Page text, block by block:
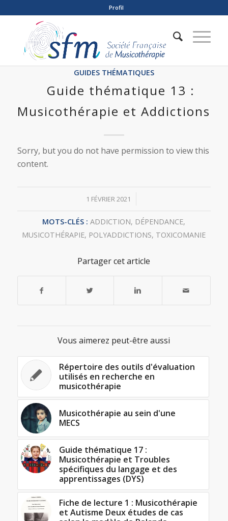
Profil
GUIDES THÉMATIQUES
Guide thématique 13 :
Musicothérapie et Addictions
Sorry, but you do not have permission to view this
content.
1 FÉVRIER 2021
/
MOTS-CLÉS : ADDICTION, DÉPENDANCE,
MUSICOTHÉRAPIE, POLYADDICTIONS, TOXICOMANIE
Partager cet article
Vous aimerez peut-être aussi
Répertoire des outils d'évaluation
utilisés en recherche en
musicothérapie
Musicothérapie au sein d'une
MECS
Guide thématique 17 :
Musicothérapie et Troubles
spécifiques du langage et des
apprentissages (DYS)
Fiche de lecture 1 : Musicothérapie
et Autisme Deux études de cas